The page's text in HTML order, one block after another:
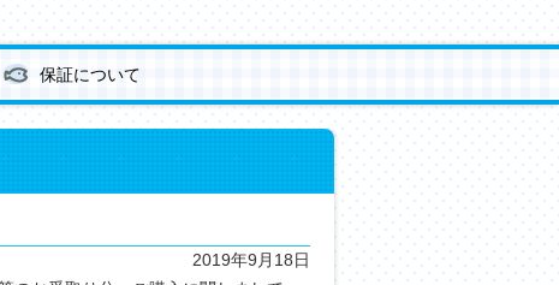
保証について
2019年9月18日